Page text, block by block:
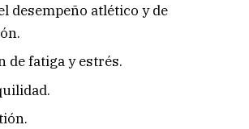
desempeño atlético y de
de fatiga y estrés.